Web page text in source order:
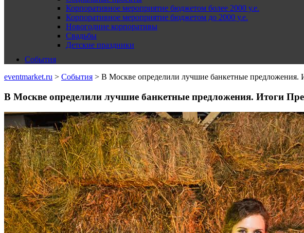
Корпоративное мероприятие бюджетом более 2000 у.е.
Корпоративное мероприятие бюджетом до 2000 у.е.
Новогодние корпоративы
Свадьбы
Детские праздники
События
eventmarket.ru > События > В Москве определили лучшие банкетные
В Москве определили лучшие банкетные предложения. Итоги